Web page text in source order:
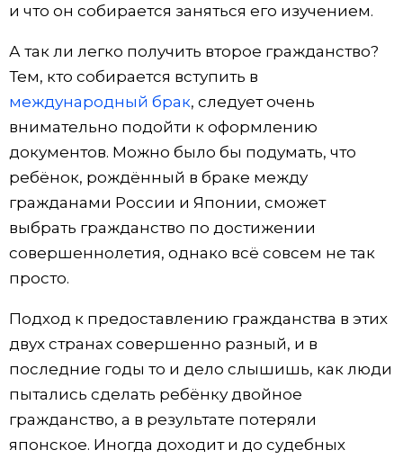
и что он собирается заняться его изучением.
А так ли легко получить второе гражданство?
Тем, кто собирается вступить в
международный брак, следует очень
внимательно подойти к оформлению
документов. Можно было бы подумать, что
ребёнок, рождённый в браке между
гражданами России и Японии, сможет
выбрать гражданство по достижении
совершеннолетия, однако всё совсем не так
просто.
Подход к предоставлению гражданства в этих
двух странах совершенно разный, и в
последние годы то и дело слышишь, как люди
пытались сделать ребёнку двойное
гражданство, а в результате потеряли
японское. Иногда доходит и до судебных